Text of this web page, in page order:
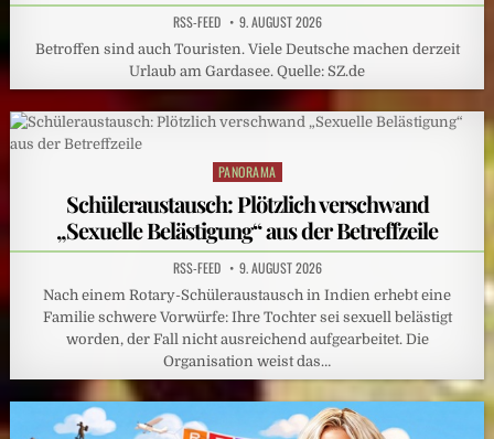
RSS-FEED 9. AUGUST 2026
Betroffen sind auch Touristen. Viele Deutsche machen derzeit
Urlaub am Gardasee. Quelle: SZ.de
Posted
in
PANORAMA
Schüleraustausch: Plötzlich verschwand
„Sexuelle Belästigung“ aus der Betreffzeile
RSS-FEED 9. AUGUST 2026
Nach einem Rotary-Schüleraustausch in Indien erhebt eine
Familie schwere Vorwürfe: Ihre Tochter sei sexuell belästigt
worden, der Fall nicht ausreichend aufgearbeitet. Die
Organisation weist das…